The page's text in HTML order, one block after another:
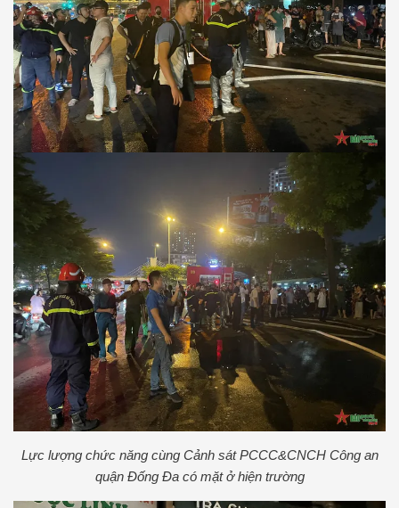
Lực lượng chức năng cùng Cảnh sát PCCC&CNCH Công an
quận Đống Đa có mặt ở hiện trường